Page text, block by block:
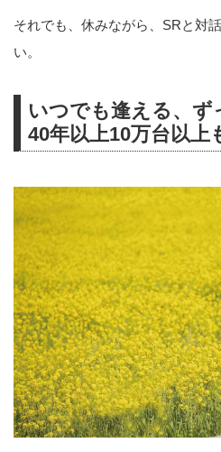
それでも、休みながら、SRと対
い。
いつでも逢える、ず
40年以上10万台以上